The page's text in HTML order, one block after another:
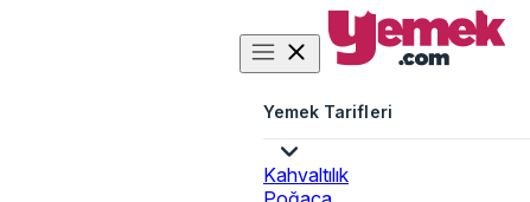
Yemek Tarifleri
Kahvaltılık